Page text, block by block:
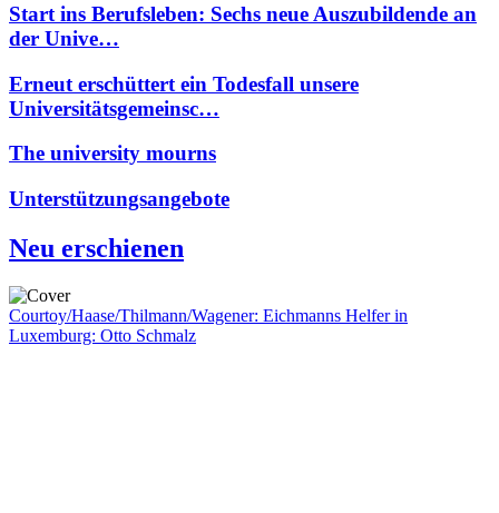
Start ins Berufsleben: Sechs neue Auszubildende an
der Unive…
Erneut erschüttert ein Todesfall unsere
Universitätsgemeinsc…
The university mourns
Unterstützungsangebote
Neu erschienen
Courtoy/Haase/Thilmann/Wagener: Eichmanns Helfer in
Luxemburg: Otto Schmalz